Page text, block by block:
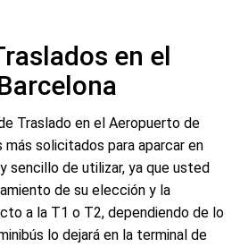
en el
Traslado en el Aeropuerto de
más solicitados para aparcar en
sencillo de utilizar, ya que usted
de su elección y la
a la T1 o T2, dependiendo de lo
lo dejará en la terminal de